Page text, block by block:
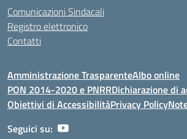
Comunicazioni Sindacali
Registro elettronico
Contatti
Amministrazione TrasparenteAlbo online
PON 2014-2020 e PNRRDichiarazione di
Obiettivi di AccessibilitàPrivacy Policy
Seguici su: